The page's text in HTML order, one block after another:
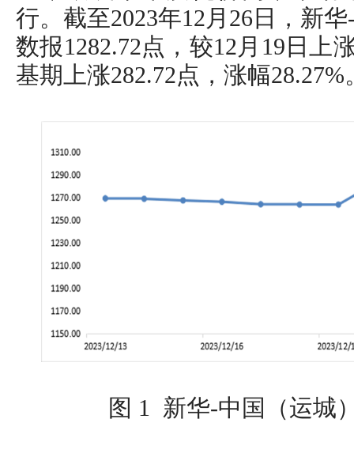
行。截至2023年12月26日，新
数报1282.72点，较12月19日上
基期上涨282.72点，涨幅28.27%
图 1 新华-中国（运城